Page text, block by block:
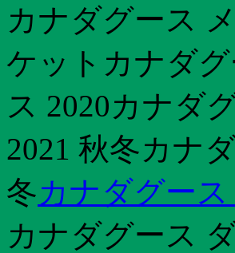
カナダグース
ケットカナダ
ス 2020カナダ
2021 秋冬カナ
冬カナダグー
カナダグース